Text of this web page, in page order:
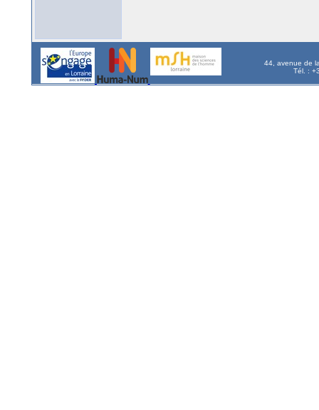
44, avenue de
Tél. :